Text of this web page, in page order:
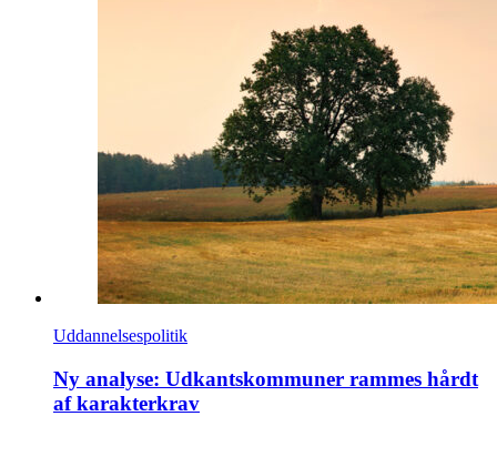
Uddannelsespolitik
Ny analyse: Udkantskommuner rammes hårdt
af karakterkrav